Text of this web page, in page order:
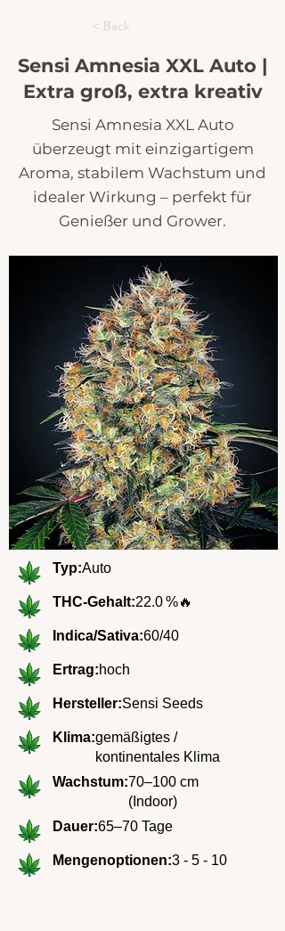
< Back
Sensi Amnesia XXL Auto |
Extra groß, extra kreativ
Sensi Amnesia XXL Auto
überzeugt mit einzigartigem
Aroma, stabilem Wachstum und
idealer Wirkung – perfekt für
Genießer und Grower.
Typ:Auto
THC-Gehalt:22.0 %🔥
Indica/Sativa:60/40
Ertrag:hoch
Hersteller:Sensi Seeds
Klima:gemäßigtes /
kontinentales Klima
Wachstum:70–100 cm
(Indoor)
Dauer:65–70 Tage
Mengenoptionen:3 - 5 - 10